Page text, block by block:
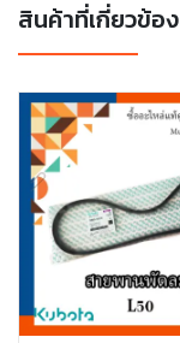
สินค้าที่เกี่ยวข้อง